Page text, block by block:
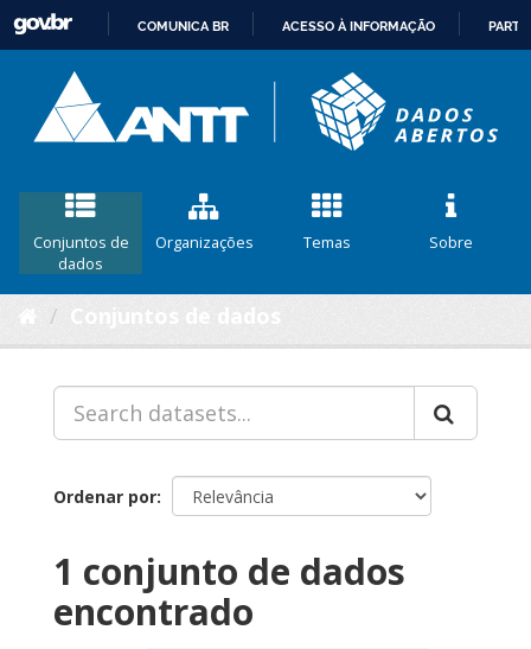
CONTEÚDO
COMUNICA BR ACESSO À INFORMAÇÃO
Conjuntos de
dados
Organizações Temas Sobre
Ordenar por
1 conjunto de dados
encontrado